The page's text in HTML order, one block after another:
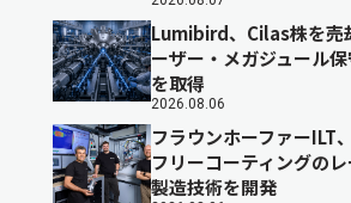
Lumibird、Cilas株を売
ーザー・メガジュール
を取得
2026.08.06
フラウンホーファーILT
フリーコーティングの
製造技術を開発